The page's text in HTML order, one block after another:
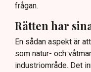
frågan.
Rätten har
En sådan aspekt är
som natur- och
industriområde. Det